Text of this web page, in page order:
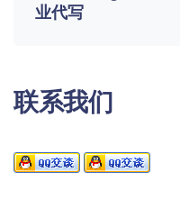
业代写
联系我们